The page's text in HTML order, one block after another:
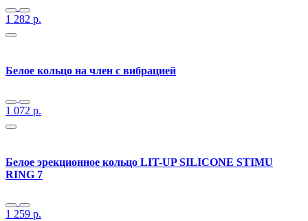
1 282 р.
Белое кольцо на член с вибрацией
1 072 р.
Белое эрекционное кольцо LIT-UP SILICONE STIMU
RING 7
1 259 р.